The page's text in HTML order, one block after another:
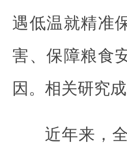
遇低温就精准
害、保障粮食
因。相关研究
近年来，